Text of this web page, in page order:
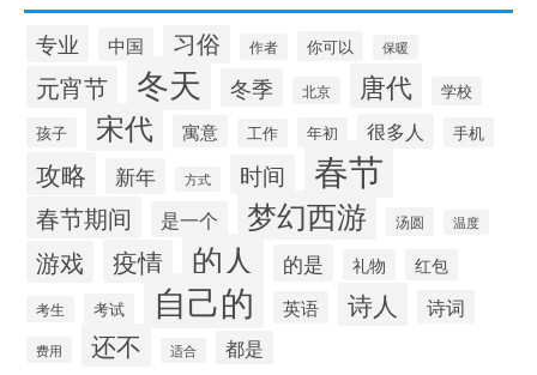
专业 中国 习俗 作者 你可以 保暖
元宵节 冬天 冬季 北京 唐代 学校
孩子 宋代 寓意 工作 年初 很多人 手机
攻略 新年 方式 时间 春节
春节期间 是一个 梦幻西游 汤圆 温度
游戏 疫情 的人 的是 礼物 红包
考生 考试 自己的 英语 诗人 诗词
费用 还不 适合 都是